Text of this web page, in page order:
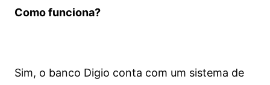
Como funciona?
Sim, o banco Digio conta com um sistema de